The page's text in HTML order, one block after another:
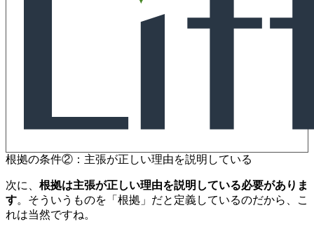
根拠の条件②：主張が正しい理由を説明している
次に、 根拠は主張が正しい理由を説明している必要がありま
す。そういうものを「根拠」だと定義しているのだから、こ
れは当然ですね。